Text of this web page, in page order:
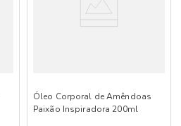
Óleo Corporal de Amêndoas
Paixão Inspiradora 200ml